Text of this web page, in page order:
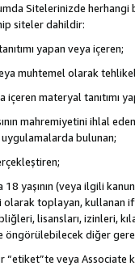
Sitelerinizde herhangi
siteler dahildir:
yapan veya içeren;
muhtemel olarak
içeren materyal tanıtımı
mahremiyetini ihlal
uygulamalarda bulunan;
yaşının (veya ilgili
toplayan, kullanan
lisansları, izinleri,
öngörülebilecek diğer
“etiket”te veya